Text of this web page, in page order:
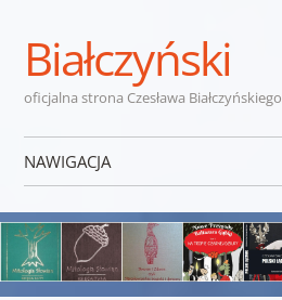
Białczyński
oficjalna strona Czesława Białczyńskiego
NAWIGACJA